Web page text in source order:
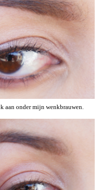
aan onder mijn wenkbrauwen.